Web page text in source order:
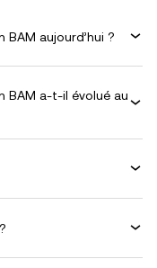
aujourd’hui ?
BAM a-t-il évolué au